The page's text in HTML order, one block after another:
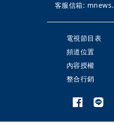
客服信箱:
電視節目表
頻道位置
內容授權
整合行銷